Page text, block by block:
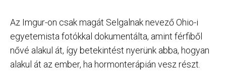
Az Imgur-on csak magát Selgalnak nevező Ohio-i
egyetemista fotókkal dokumentálta, amint férfiből
nővé alakul át, így betekintést nyerünk abba, hogyan
alakul át az ember, ha hormonterápián vesz részt.